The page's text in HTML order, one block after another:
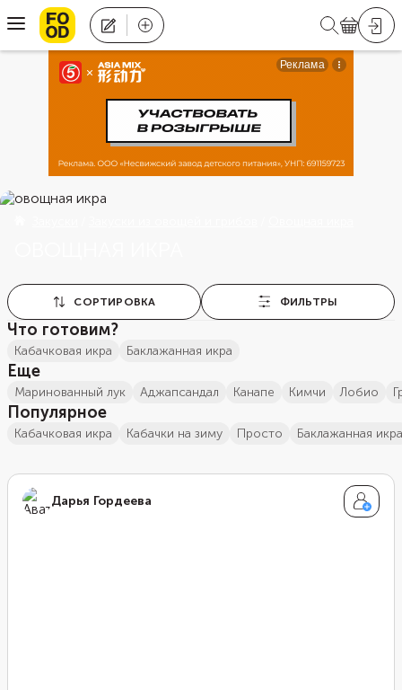
СОРТИРОВКА ФИЛЬТРЫ
Что готовим?
кабачковая икра Баклажанная икра
Еще
Маринованный лук аджапсандал канапе кимчи лобио
Популярное
кабачковая икра кабачки на зиму просто Баклажанная икра
Дарья Гордеева